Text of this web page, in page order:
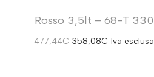
Rosso 3,5lt – 68-T 330
477,44€ 358,08€ Iva esclusa